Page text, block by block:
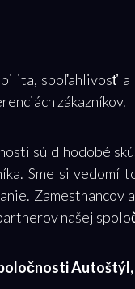
spoľahlivosť a
zákazníkov.
sú dlhodobé
Sme si
našej
Autoštýl,